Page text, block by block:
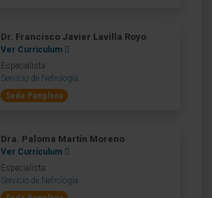
Dr. Francisco Javier Lavilla Royo
Ver Curriculum
Especialista
Servicio de Nefrología
Sede Pamplona
Dra. Paloma Martín Moreno
Ver Curriculum
Especialista
Servicio de Nefrología